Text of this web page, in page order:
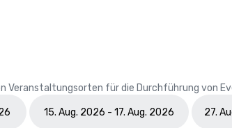
Veranstaltungsorten für die Durchführung von
15. Aug. 2026 - 17. Aug. 2026 27.